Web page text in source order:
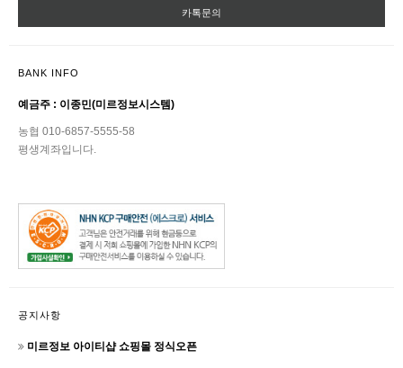
카톡문의
BANK INFO
예금주 : 이종민(미르정보시스템)
농협 010-6857-5555-58
평생계좌입니다.
공지사항
미르정보 아이티샵 쇼핑몰 정식오픈